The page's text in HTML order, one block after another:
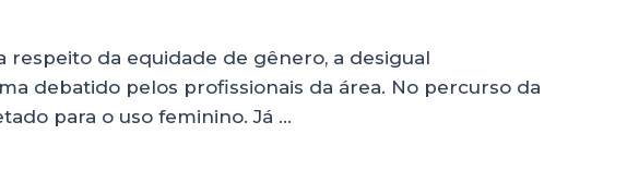
respeito da equidade de gênero, a desigual
debatido pelos profissionais da área. No percurso da
para o uso feminino. Já …